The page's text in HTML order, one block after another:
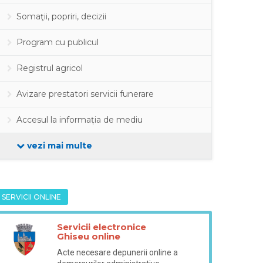
Somaţii, popriri, decizii
Program cu publicul
Registrul agricol
Avizare prestatori servicii funerare
Accesul la informația de mediu
vezi mai multe
SERVICII ONLINE
Servicii electronice
Ghiseu online
Acte necesare depunerii online a